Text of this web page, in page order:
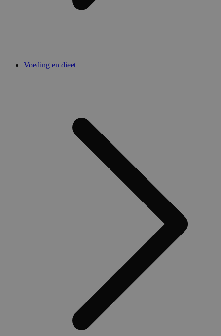
Voeding en dieet